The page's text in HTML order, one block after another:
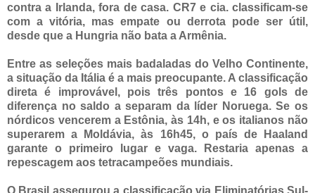
contra a Irlanda, fora de casa. CR7 e cia. classificam-se
com a vitória, mas empate ou derrota pode ser útil,
desde que a Hungria não bata a Armênia.
Entre as seleções mais badaladas do Velho Continente,
a situação da Itália é a mais preocupante. A classificação
direta é improvável, pois três pontos e 16 gols de
diferença no saldo a separam da líder Noruega. Se os
nórdicos vencerem a Estônia, às 14h, e os italianos não
superarem a Moldávia, às 16h45, o país de Haaland
garante o primeiro lugar e vaga. Restaria apenas a
repescagem aos tetracampeões mundiais.
O Brasil assegurou a classificação via Eliminatórias Sul-